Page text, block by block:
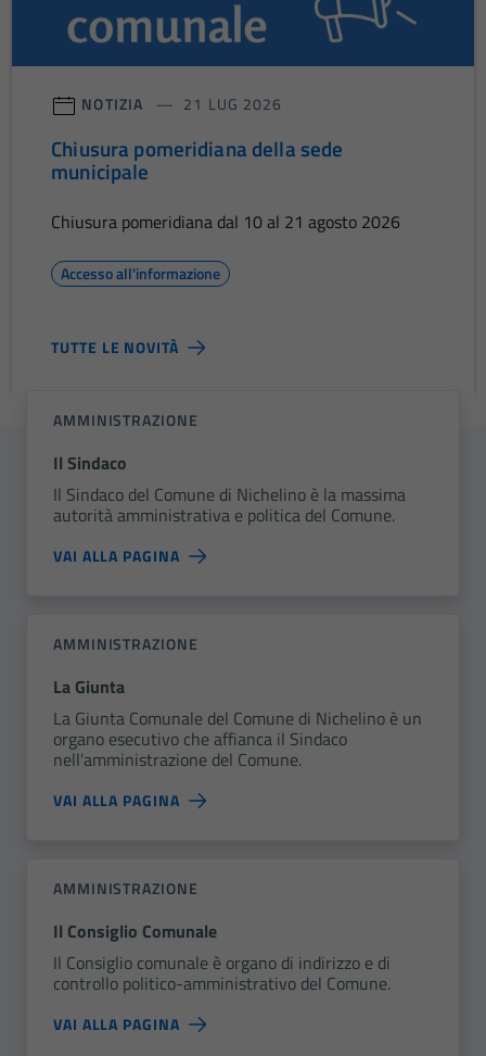
NOTIZIA 21 LUG 2026
Chiusura pomeridiana della sede
municipale
Chiusura pomeridiana dal 10 al 21 agosto 2026
Accesso all'informazione
TUTTE LE NOVITÀ
AMMINISTRAZIONE
Il Sindaco
Il Sindaco del Comune di Nichelino è la massima
autorità amministrativa e politica del Comune.
VAI ALLA PAGINA
AMMINISTRAZIONE
La Giunta
La Giunta Comunale del Comune di Nichelino è un
organo esecutivo che affianca il Sindaco
nell'amministrazione del Comune.
VAI ALLA PAGINA
AMMINISTRAZIONE
Il Consiglio Comunale
Il Consiglio comunale è organo di indirizzo e di
controllo politico-amministrativo del Comune.
VAI ALLA PAGINA